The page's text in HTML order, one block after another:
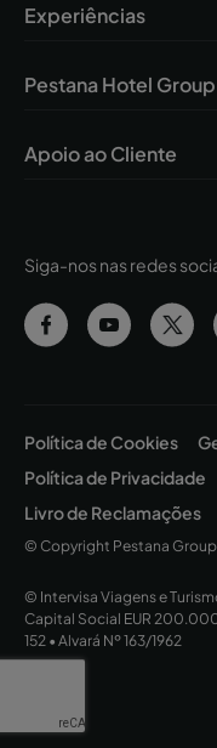
Siga-nos nas redes
Experiências
Pestana Hotel Group
Apoio ao Cliente
Política de Cookies
Política de Privacidade
Livro de Reclamações
© Copyright Pestana
© Intervisa Viagens e
Capital Social EUR
152 • Alvará Nº 163/1962